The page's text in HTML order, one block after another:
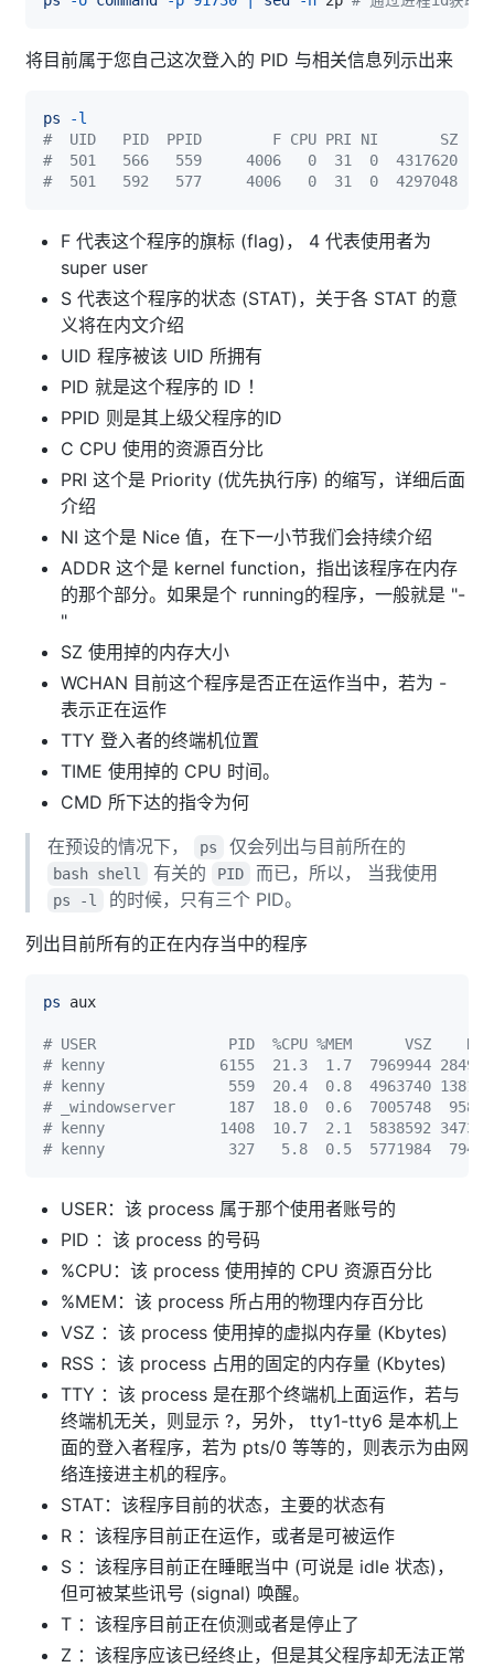
将目前属于您自己这次登入的 PID 与相关信息列示出来
ps
-l
#  UID   PID  PPID        F CPU PRI NI       SZ
#  501   566   559     4006   0  31  0  4317620
#  501   592   577     4006   0  31  0
F 代表这个程序的旗标 (flag)， 4 代表使用者为
super user
S 代表这个程序的状态 (STAT)，关于各 STAT 的意
义将在内文介绍
UID 程序被该 UID 所拥有
PID 就是这个程序的 ID ！
PPID 则是其上级父程序的ID
C CPU 使用的资源百分比
PRI 这个是 Priority (优先执行序) 的缩写，详细后面
介绍
NI 这个是 Nice 值，在下一小节我们会持续介绍
ADDR 这个是 kernel function，指出该程序在内存
的那个部分。如果是个 running的程序，一般就是 "-
"
SZ 使用掉的内存大小
WCHAN 目前这个程序是否正在运作当中，若为 -
表示正在运作
TTY 登入者的终端机位置
TIME 使用掉的 CPU 时间。
CMD 所下达的指令为何
在预设的情况下，
ps 仅会列出与目前所在的
bash shell 有关的 PID 而已，所以， 当我使用
ps -l
的时候，只有三个 PID。
列出目前所有的正在内存当中的程序
ps
# USER               PID  %CPU %MEM      VSZ    RSS
# kenny             6155  21.3  1.7  7969944 284912
# kenny              559  20.4  0.8  4963740
# _windowserver      187  18.0  0.6  7005748
# kenny             1408  10.7  2.1  5838592 347348
# kenny              327   5.8  0.5  5771984  79452
USER：该 process 属于那个使用者账号的
PID ：该 process 的号码
%CPU：该 process 使用掉的 CPU 资源百分比
%MEM：该 process 所占用的物理内存百分比
VSZ ：该 process 使用掉的虚拟内存量 (Kbytes)
RSS ：该 process 占用的固定的内存量 (Kbytes)
TTY ：该 process 是在那个终端机上面运作，若与
终端机无关，则显示 ?，另外， tty1-tty6 是本机上
面的登入者程序，若为 pts/0 等等的，则表示为由网
络连接进主机的程序。
STAT：该程序目前的状态，主要的状态有
R ：该程序目前正在运作，或者是可被运作
S ：该程序目前正在睡眠当中 (可说是 idle 状态)，
但可被某些讯号 (signal) 唤醒。
T ：该程序目前正在侦测或者是停止了
Z ：该程序应该已经终止，但是其父程序却无法正常